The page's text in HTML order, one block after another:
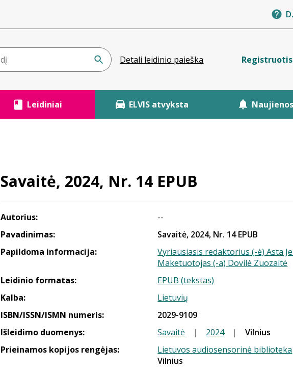
Detali leidinio paieška Registruotis
Leidiniai ELVIS atvyksta Naujienos
Savaitė, 2024, Nr. 14 EPUB
Autorius:
--
Pavadinimas:
Savaitė, 2024, Nr. 14 EPUB
Papildoma informacija:
Vyriausiasis redaktorius (-ė) Asta
Maketuotojas (-a) Dovilė Zuozaitė
Leidinio formatas:
EPUB (tekstas)
Kalba:
Lietuvių
ISBN/ISSN/ISMN numeris:
2029-9109
Išleidimo duomenys:
Savaitė | 2024 |
Vilnius
Prieinamos kopijos rengėjas:
Lietuvos audiosensorinė biblioteka
Vilnius